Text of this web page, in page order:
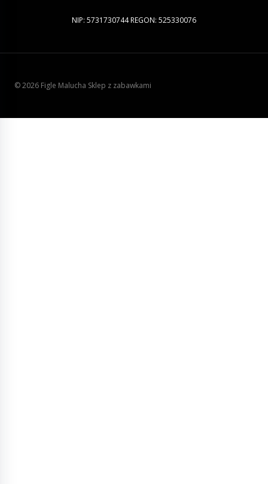
NIP: 5731730744 REGON: 525330076
© 2026 Figle Malucha Sklep z zabawkami